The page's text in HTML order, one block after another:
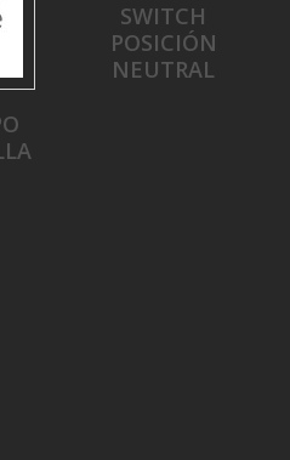
SWITCH
POSICIÓN
NEUTRAL